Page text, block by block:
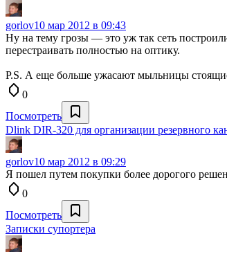
gorlov10 мар 2012 в 09:43
Ну на тему грозы — это уж так сеть
перестраивать полностью на оптику.
P.S. А еще больше ужасают мыльницы
0
Посмотреть
Dlink DIR-320 для организации резервного
gorlov10 мар 2012 в 09:29
Я пошел путем покупки более дорогого
0
Посмотреть
Записки супортера